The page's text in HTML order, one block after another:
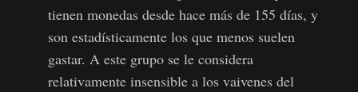
tienen monedas desde hace más de 155 días, y
son estadísticamente los que menos suelen
gastar. A este grupo se le considera
relativamente insensible a los vaivenes del